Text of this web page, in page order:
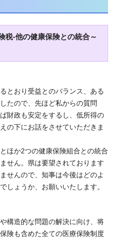
税-他の健康保険との統合～
とおり受益とのバランス、ある
たので、先ほど私からの質問
財政も安定をするし、低所得の
の下にお話をさせていただきま
ほか2つの健康保険組合との統合
せん。県は要望されております
せんので、知事は今後はどのよ
しょうか、お願いいたします。
構造的な問題の解決に向け、将
険も含めた全ての医療保険制度